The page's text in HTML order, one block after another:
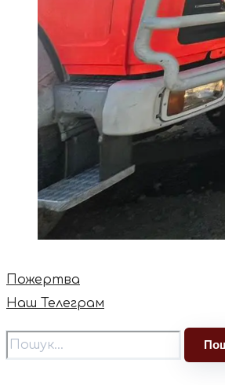
Пожертва
Наш Телеграм